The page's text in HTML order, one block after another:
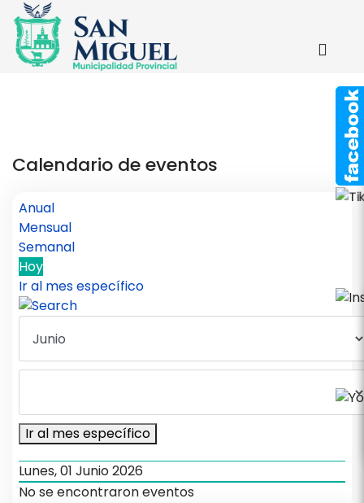
Calendario de eventos
Anual
Mensual
Semanal
Hoy
Ir al mes específico
Ir al mes específico
Lunes, 01 Junio 2026
No se encontraron eventos